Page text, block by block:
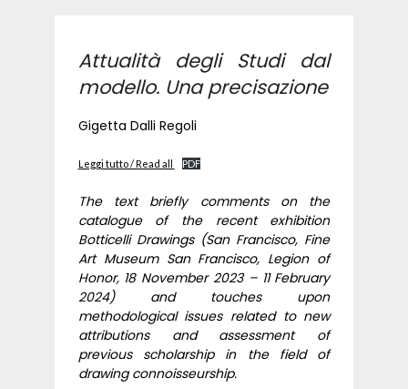
Attualità degli Studi dal
modello. Una precisazione
Gigetta Dalli Regoli
Leggi tutto / Read all PDF
The text briefly comments on the
catalogue of the recent exhibition
Botticelli Drawings (San Francisco, Fine
Art Museum San Francisco, Legion of
Honor, 18 November 2023 – 11 February
2024) and touches upon
methodological issues related to new
attributions and assessment of
previous scholarship in the field of
drawing connoisseurship.